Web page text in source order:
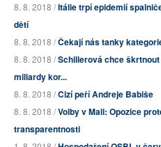
8. 8. 2018 /Itálie trpí epidemií
dětí
8. 8. 2018 /Čekají nás tanky
8. 8. 2018 /Schillerová chce
miliardy kor...
8. 8. 2018 /Cizí peří Andreje Babiše
8. 8. 2018 /Volby v Mali: Opozice
transparentnosti